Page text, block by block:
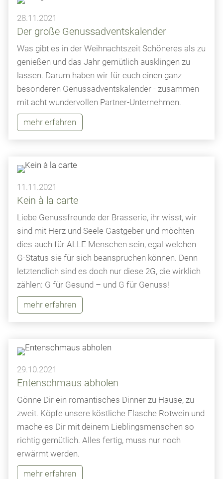
28.11.2021
Der große Genussadventskalender
Was gibt es in der Weihnachtszeit Schöneres als zu
genießen und das Jahr gemütlich ausklingen zu
lassen. Darum haben wir für euch einen ganz
besonderen Genussadventskalender - zusammen
mit acht wundervollen Partner-Unternehmen.
mehr erfahren
11.11.2021
Kein à la carte
Liebe Genussfreunde der Brasserie, ihr wisst, wir
sind mit Herz und Seele Gastgeber und möchten
dies auch für ALLE Menschen sein, egal welchen
G-Status sie für sich beanspruchen können. Denn
letztendlich sind es doch nur diese 2G, die wirklich
zählen: G für Gesund – und G für Genuss!
mehr erfahren
29.10.2021
Entenschmaus abholen
Gönne Dir ein romantisches Dinner zu Hause, zu
zweit. Köpfe unsere köstliche Flasche Rotwein und
mache es Dir mit deinem Lieblingsmenschen so
richtig gemütlich. Alles fertig, muss nur noch
erwärmt werden.
mehr erfahren